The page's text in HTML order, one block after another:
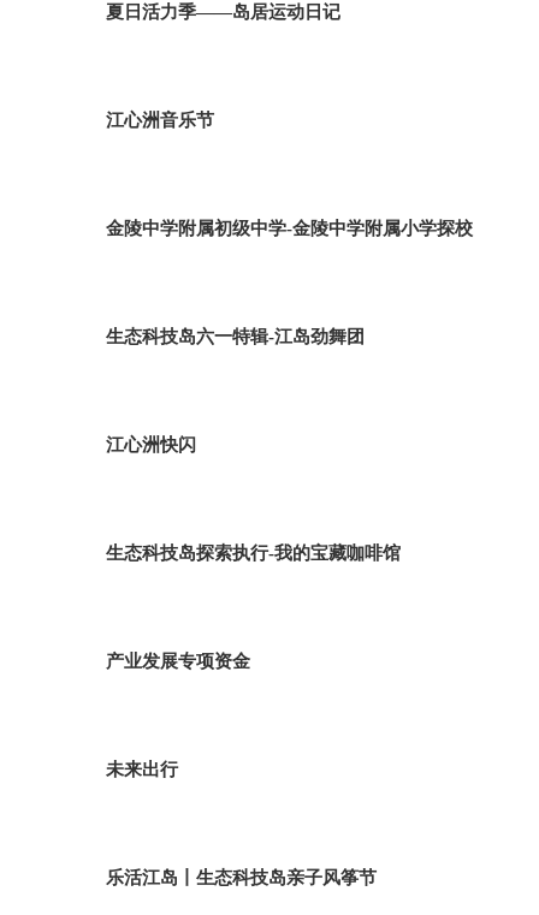
夏日活力季——岛居运动日记
江心洲音乐节
金陵中学附属初级中学-金陵中学附属小学探校
生态科技岛六一特辑-江岛劲舞团
江心洲快闪
生态科技岛探索执行-我的宝藏咖啡馆
产业发展专项资金
未来出行
乐活江岛丨生态科技岛亲子风筝节